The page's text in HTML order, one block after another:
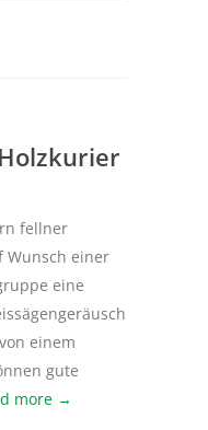
fellner
Wunsch einer
eine
einem
gute
more →